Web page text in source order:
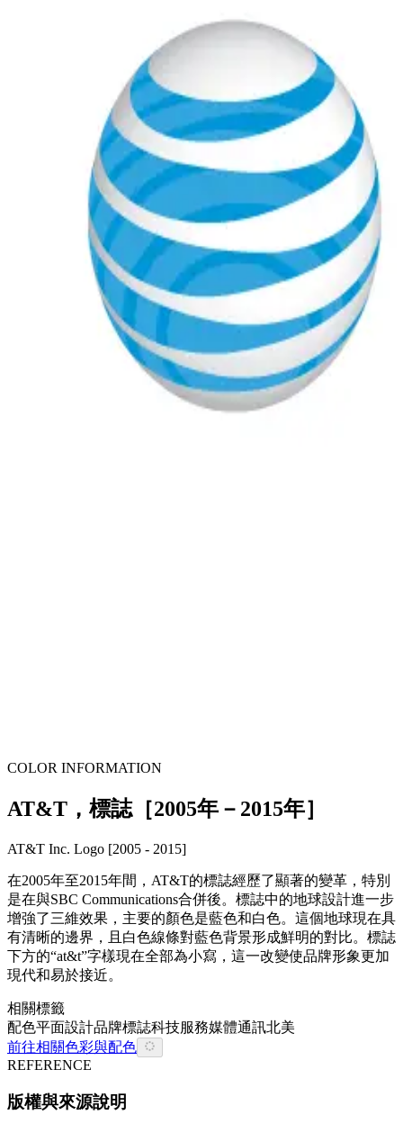
COLOR INFORMATION
AT&T，標誌［2005年－2015年］
AT&T Inc. Logo [2005 - 2015]
在2005年至2015年間，AT&T的標誌經歷了顯著的變革，特別
是在與SBC Communications合併後。標誌中的地球設計進一步
增強了三維效果，主要的顏色是藍色和白色。這個地球現在具
有清晰的邊界，且白色線條對藍色背景形成鮮明的對比。標誌
下方的“at&t”字樣現在全部為小寫，這一改變使品牌形象更加
現代和易於接近。
相關標籤
配色平面設計品牌標誌科技服務媒體通訊北美
前往相關色彩與配色
REFERENCE
版權與來源說明